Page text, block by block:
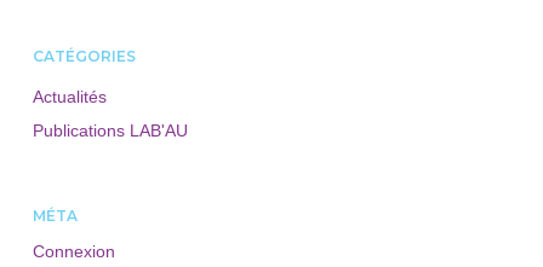
CATÉGORIES
Actualités
Publications LAB'AU
MÉTA
Connexion